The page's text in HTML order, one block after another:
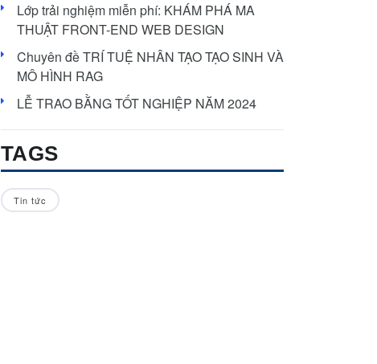
Lớp trải nghiệm ​miễn phí: KHÁM PHÁ MA
THUẬT FRONT-END WEB DESIGN
Chuyên đề TRÍ TUỆ NHÂN TẠO TẠO SINH VÀ
MÔ HÌNH RAG
LỄ TRAO BẰNG TỐT NGHIỆP NĂM 2024
TAGS
Tin tức